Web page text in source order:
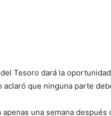
Tesoro dará la
aclaró que ninguna parte
apenas una semana